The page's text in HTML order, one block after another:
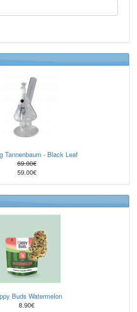
Tannenbaum - Black Leaf
69.00€
59.00€
Buds Watermelon
8.90€